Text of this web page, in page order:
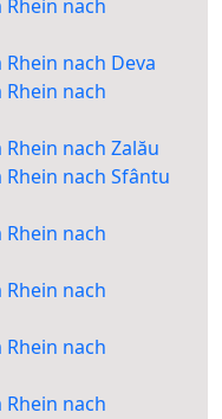
nach
nach Deva
nach
nach Zalău
nach Sfântu
nach
nach
nach
nach